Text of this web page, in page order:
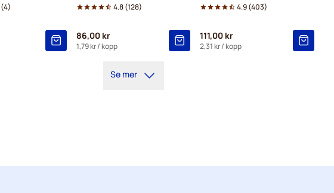
(4) 4.8(128)
86,00 kr
1,79 kr/ kopp
4.9(403)
111,00 kr
2,31 kr/ kopp
Se mer